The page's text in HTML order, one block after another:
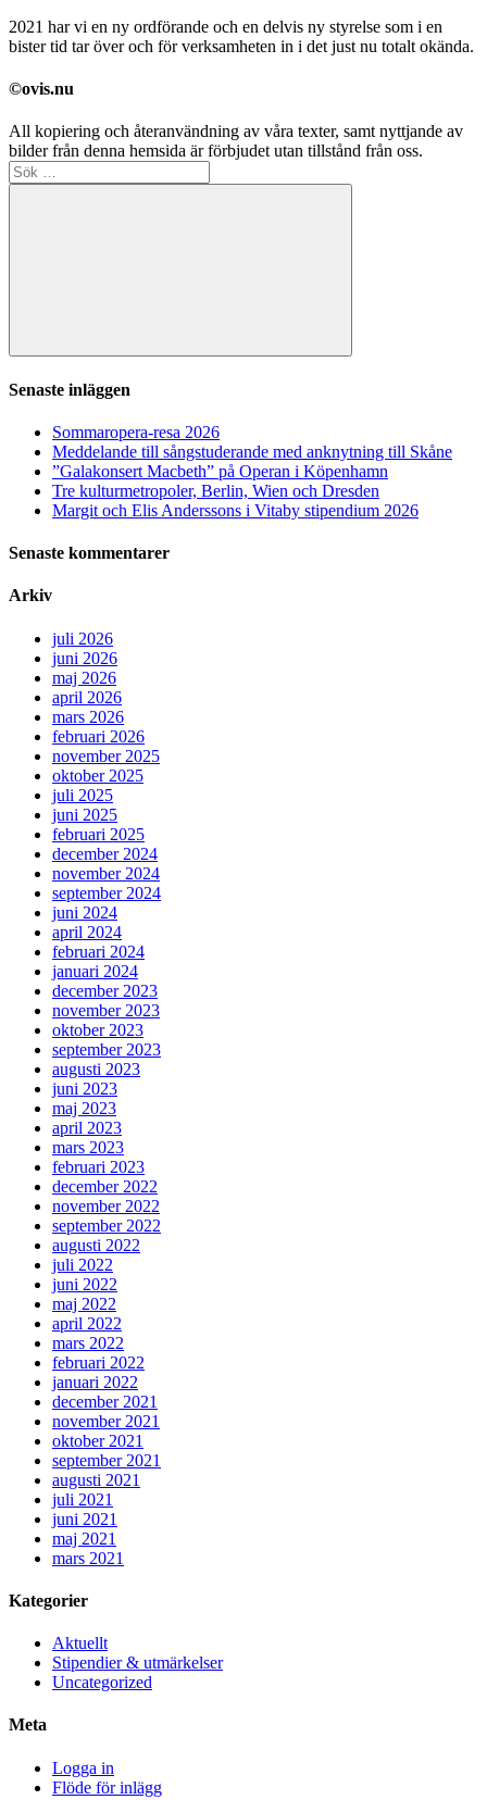
2021 har vi en ny ordförande och en delvis ny styrelse som i en
bister tid tar över och för verksamheten in i det just nu totalt okända.
©ovis.nu
All kopiering och återanvändning av våra texter, samt nyttjande av
bilder från denna hemsida är förbjudet utan tillstånd från oss.
Sök
efter:
Sök
Senaste inläggen
Sommaropera-resa 2026
Meddelande till sångstuderande med anknytning till Skåne
”Galakonsert Macbeth” på Operan i Köpenhamn
Tre kulturmetropoler, Berlin, Wien och Dresden
Margit och Elis Anderssons i Vitaby stipendium 2026
Senaste kommentarer
Arkiv
juli 2026
juni 2026
maj 2026
april 2026
mars 2026
februari 2026
november 2025
oktober 2025
juli 2025
juni 2025
februari 2025
december 2024
november 2024
september 2024
juni 2024
april 2024
februari 2024
januari 2024
december 2023
november 2023
oktober 2023
september 2023
augusti 2023
juni 2023
maj 2023
april 2023
mars 2023
februari 2023
december 2022
november 2022
september 2022
augusti 2022
juli 2022
juni 2022
maj 2022
april 2022
mars 2022
februari 2022
januari 2022
december 2021
november 2021
oktober 2021
september 2021
augusti 2021
juli 2021
juni 2021
maj 2021
mars 2021
Kategorier
Aktuellt
Stipendier & utmärkelser
Uncategorized
Meta
Logga in
Flöde för inlägg